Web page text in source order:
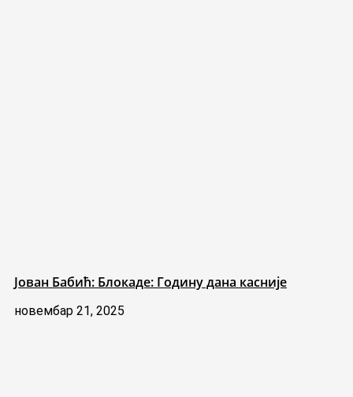
Јован Бабић: Блокаде: Годину дана касније
новембар 21, 2025